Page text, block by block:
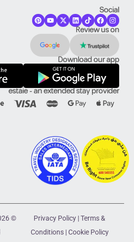
Social
Review us on
Download our app
estaie - an extended stay provider
Privacy Policy |Terms &
Conditions|Cookie Policy